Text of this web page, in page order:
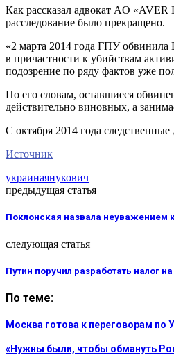
Как рассказал адвокат AO
расследование было прекращено.
«2 марта 2014 года ГПУ обвинила
в причастности к убийствам
подозрение по ряду фактов уже
По его словам, оставшиеся
действительно виновных, а
С октября 2014 года следственные
Источник
украинаянукович
предыдущая статья
Поклонская назвала
следующая статья
Путин поручил разработать налог
По теме:
Москва готова к переговорам по
«Нужны были, чтобы обмануть